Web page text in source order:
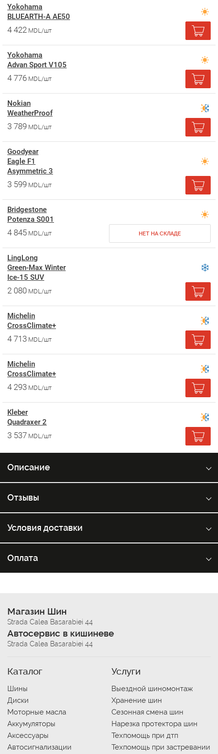
Yokohama
BLUEARTH-A AE50
4 422 MDL/шт
Yokohama
Advan Sport V105
4 776 MDL/шт
Nokian
WeatherProof
3 789 MDL/шт
Goodyear
Eagle F1
Asymmetric 3
3 599 MDL/шт
Bridgestone
Potenza S001
4 845 MDL/шт НЕТ НА СКЛАДЕ
LingLong
Green-Max Winter
Ice-15 SUV
2 080 MDL/шт
Michelin
CrossClimate+
4 713 MDL/шт
Michelin
CrossClimate+
4 293 MDL/шт
Kleber
Quadraxer 2
3 537 MDL/шт
Описание
Отзывы
Условия доставки
Оплата
Магазин Шин
Strada Calea Basarabiei 44
Автосервис в кишиневе
Strada Calea Basarabiei 44
Каталог
Шины
Диски
Моторные масла
Аккумуляторы
Аксессуары
Автосигнализации
Услуги
Выездной шиномонтаж
Хранение шин
Сезонная смена шин
Нарезка протектора шин
Техпомощь при дтп
Техпомощь при застревании